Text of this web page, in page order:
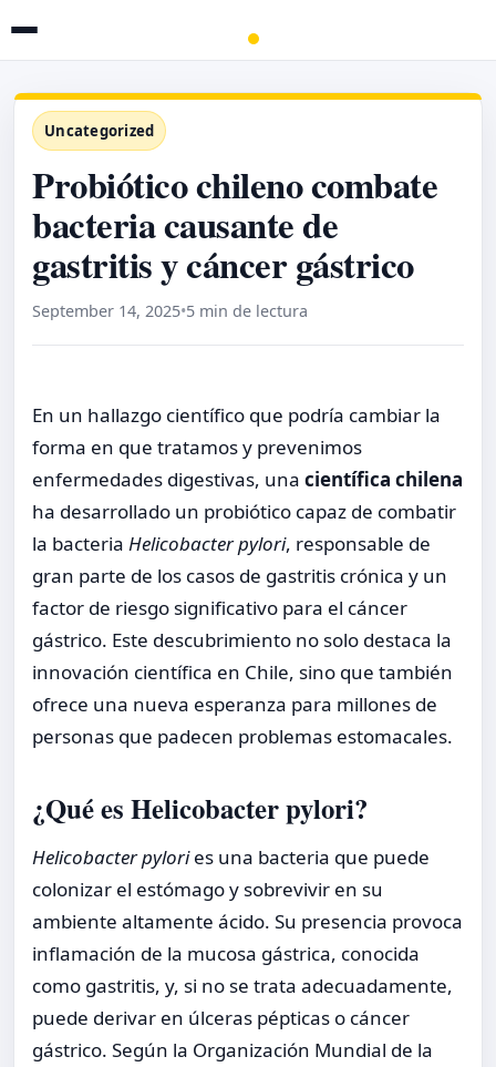
Uncategorized
Probiótico chileno combate
bacteria causante de
gastritis y cáncer gástrico
September 14, 2025•5 min de lectura
En un hallazgo científico que podría cambiar la
forma en que tratamos y prevenimos
enfermedades digestivas, una científica chilena
ha desarrollado un probiótico capaz de combatir
la bacteria Helicobacter pylori, responsable de
gran parte de los casos de gastritis crónica y un
factor de riesgo significativo para el cáncer
gástrico. Este descubrimiento no solo destaca la
innovación científica en Chile, sino que también
ofrece una nueva esperanza para millones de
personas que padecen problemas estomacales.
¿Qué es Helicobacter pylori?
Helicobacter pylories una bacteria que puede
colonizar el estómago y sobrevivir en su
ambiente altamente ácido. Su presencia provoca
inflamación de la mucosa gástrica, conocida
como gastritis, y, si no se trata adecuadamente,
puede derivar en úlceras pépticas o cáncer
gástrico. Según la Organización Mundial de la